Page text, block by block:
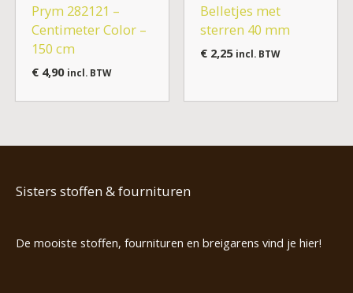
Prym 282121 –
Centimeter Color –
150 cm
€4,90 incl. BTW
Belletjes met
sterren 40 mm
€2,25 incl. BTW
Sisters stoffen & fournituren
De mooiste stoffen, fournituren en breigarens vind je hier!